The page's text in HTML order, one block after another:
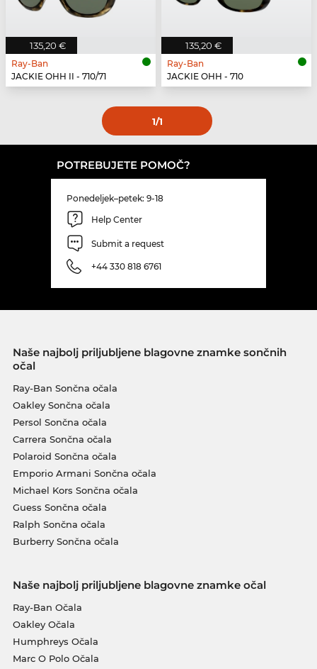
135,20 €
Ray-Ban
JACKIE OHH II - 710/71
135,20 €
Ray-Ban
JACKIE OHH - 710
1/1
POTREBUJETE POMOČ?
Ponedeljek–petek: 9-18
Help Center
Submit a request
+44 330 818 6761
Naše najbolj priljubljene blagovne znamke sončnih
očal
Ray-Ban Sončna očala
Oakley Sončna očala
Persol Sončna očala
Carrera Sončna očala
Polaroid Sončna očala
Emporio Armani Sončna očala
Michael Kors Sončna očala
Guess Sončna očala
Ralph Sončna očala
Burberry Sončna očala
Naše najbolj priljubljene blagovne znamke očal
Ray-Ban Očala
Oakley Očala
Humphreys Očala
Marc O Polo Očala